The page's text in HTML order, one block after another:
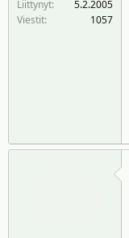
Liittynyt
5.2.2005
Viestit
1057